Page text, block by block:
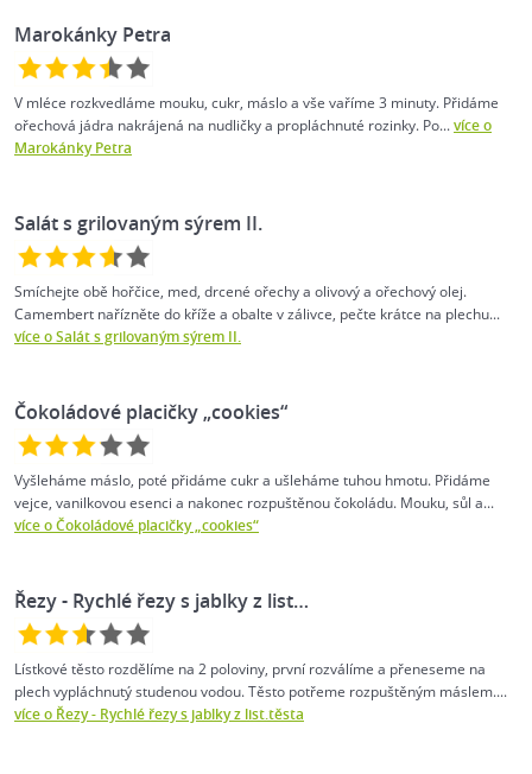
Marokánky Petra
V mléce rozkvedláme mouku, cukr, máslo a vše vaříme 3 minuty. Přidáme
ořechová jádra nakrájená na nudličky a propláchnuté rozinky. Po...více o
Marokánky Petra
Salát s grilovaným sýrem II.
Smíchejte obě hořčice, med, drcené ořechy a olivový a ořechový olej.
Camembert nařízněte do kříže a obalte v zálivce, pečte krátce na plechu...
více o Salát s grilovaným sýrem II.
Čokoládové placičky „cookies“
Vyšleháme máslo, poté přidáme cukr a ušleháme tuhou hmotu. Přidáme
vejce, vanilkovou esenci a nakonec rozpuštěnou čokoládu. Mouku, sůl a...
více o Čokoládové placičky „cookies“
Řezy - Rychlé řezy s jablky z list…
Lístkové těsto rozdělíme na 2 poloviny, první rozválíme a přeneseme na
plech vypláchnutý studenou vodou. Těsto potřeme rozpuštěným máslem....
více o Řezy - Rychlé řezy s jablky z list.těsta